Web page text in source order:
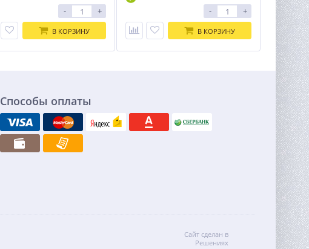
- +
В КОРЗИНУ
- +
В КОРЗИНУ
Способы оплаты
Сайт сделан в
Решениях